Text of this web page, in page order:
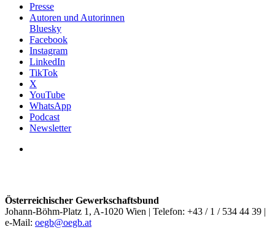
Presse
Autoren und Autorinnen
Bluesky
Facebook
Instagram
LinkedIn
TikTok
X
YouTube
WhatsApp
Podcast
Newsletter
Österreichischer Gewerkschaftsbund
Johann-Böhm-Platz 1, A-1020 Wien | Telefon: +43 / 1 / 534 44 39 |
e-Mail: oegb@oegb.at